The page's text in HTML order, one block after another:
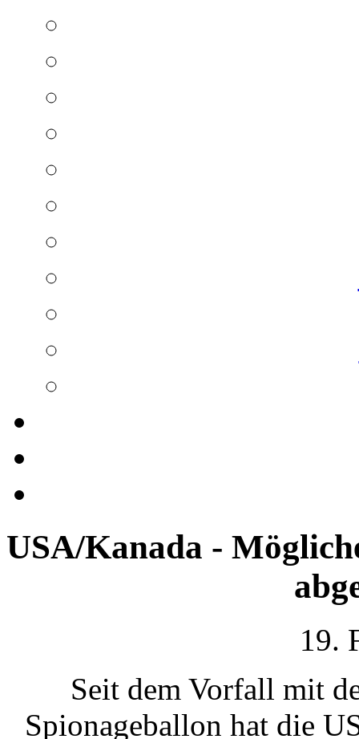
USA/Kanada -
19.
Seit dem Vorfall mit
Spionageballon hat die